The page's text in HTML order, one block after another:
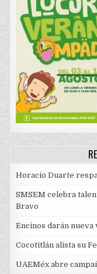
Horacio Duarte
SMSEM celebra
Bravo
Encinos darán nueva
Cocotitlán alista su
UAEMéx abre